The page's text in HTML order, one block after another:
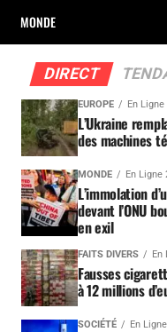
MONDE
DIRECT
EUROPE En
L’Ukraine
des machines
MONDE En Ligne
L’immolation
devant l’ONU
en exil
FAITS DIVERS En
Fausses
à 12 millions
SOCIÉTÉ En